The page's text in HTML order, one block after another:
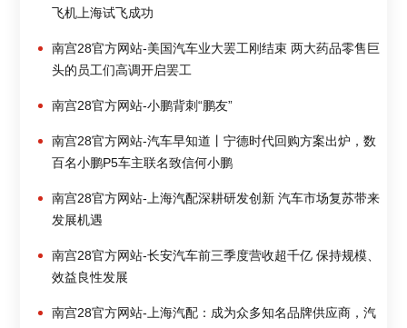
飞机上海试飞成功
南宫28官方网站-美国汽车业大罢工刚结束 两大药品零售巨
头的员工们高调开启罢工
南宫28官方网站-小鹏背刺“鹏友”
南宫28官方网站-汽车早知道丨宁德时代回购方案出炉，数
百名小鹏P5车主联名致信何小鹏
南宫28官方网站-上海汽配深耕研发创新 汽车市场复苏带来
发展机遇
南宫28官方网站-长安汽车前三季度营收超千亿 保持规模、
效益良性发展
南宫28官方网站-上海汽配：成为众多知名品牌供应商，汽